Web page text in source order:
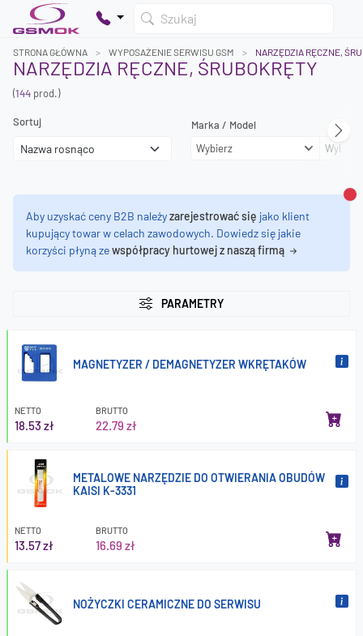
Szukaj
Dodaj produkty, aby kontynuować.
0 zł
STRONA GŁÓWNA WYPOSAŻENIE SERWISU GSM NARZĘDZIA RĘCZNE,
NARZĘDZIA RĘCZNE, ŚRUBOKRĘTY
(144 prod.)
Sortuj
Marka / Model
Wybierz
Wybierz
Aby uzyskać ceny B2B należyzarejestrować się jako klient
kupujący towar w celach zawodowych. Dowiedz się jakie
korzyści płyną zewspółpracy hurtowej z naszą firmą
PARAMETRY
MAGNETYZER / DEMAGNETYZER WKRĘTAKÓW
NETTO
18.53 zł
BRUTTO
22.79 zł
METALOWE NARZĘDZIE DO OTWIERANIA OBUDÓW
KAISI K-3331
NETTO
13.57 zł
BRUTTO
16.69 zł
NOŻYCZKI CERAMICZNE DO SERWISU